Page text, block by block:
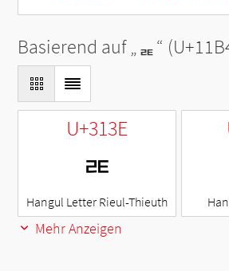
Basierend auf „ᆴ“
U+313E
ㄾ
Hangul Letter Rieul-Thieuth
Mehr Anzeigen